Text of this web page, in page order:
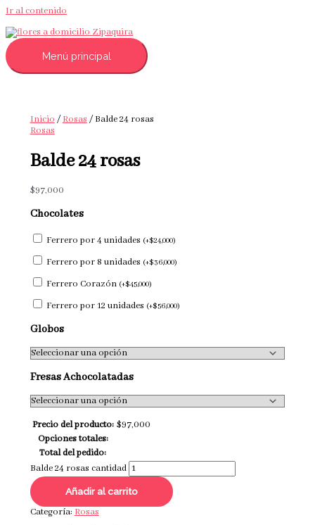
Ir al contenido
Menú principal
Inicio/Rosas/ Balde 24 rosas
Rosas
Balde 24 rosas
$97,000
Chocolates
Ferrero por 4 unidades (+$24,000)
Ferrero por 8 unidades (+$36,000)
Ferrero Corazón (+$45,000)
Ferrero por 12 unidades (+$56,000)
Globos
Fresas Achocolatadas
Precio del producto: $97,000
Opciones totales:
Total del pedido:
Balde 24 rosas cantidad
Añadir al carrito
Categoría: Rosas